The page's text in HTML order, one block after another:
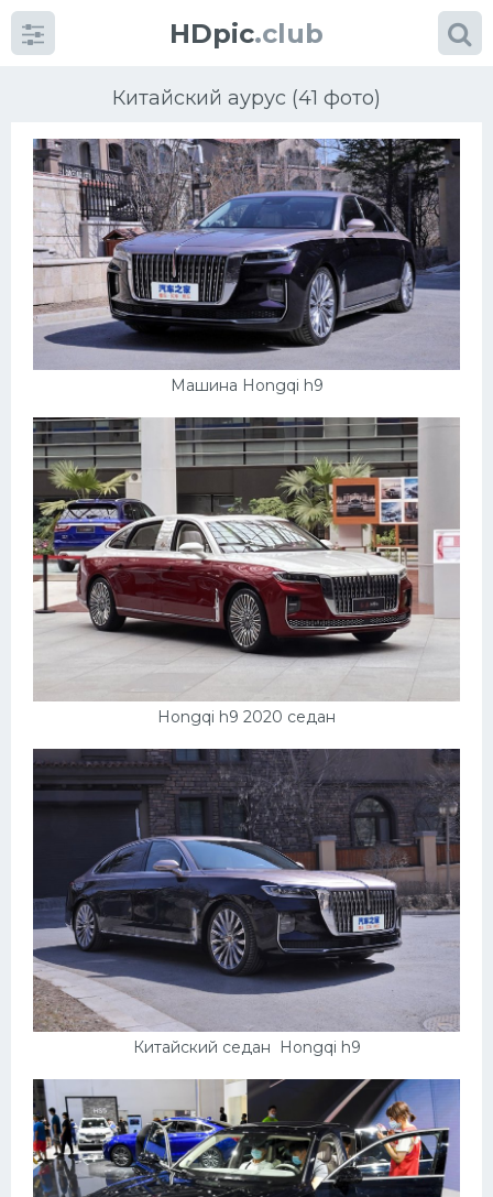
HDpic.club
Китайский аурус (41 фото)
Машина Hongqi h9
Hongqi h9 2020 седан
Китайский седан Hongqi h9
Категории
Разное
Автомобили
Красивые фото машин
УРАЛ
Ниссан
Пежо
Ауди
Гараж
Русские авто
МАЗ
Сузуки
Мерседес
Фольксваген
Лексус
Дэу
Скания
Черри
Джили
Хавал